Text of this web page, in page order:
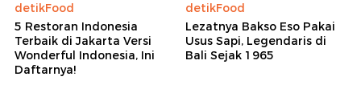
detikFood
5 Restoran Indonesia
Terbaik di Jakarta Versi
Wonderful Indonesia, Ini
Daftarnya!
detikFood
Lezatnya Bakso Eso Pakai
Usus Sapi, Legendaris di
Bali Sejak 1965